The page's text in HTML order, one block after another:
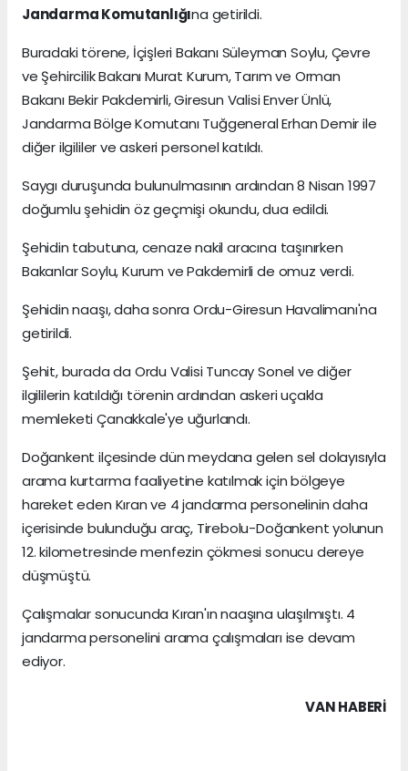
Jandarma Komutanlığına getirildi.
Buradaki törene, İçişleri Bakanı Süleyman Soylu, Çevre
ve Şehircilik Bakanı Murat Kurum, Tarım ve Orman
Bakanı Bekir Pakdemirli, Giresun Valisi Enver Ünlü,
Jandarma Bölge Komutanı Tuğgeneral Erhan Demir ile
diğer ilgililer ve askeri personel katıldı.
Saygı duruşunda bulunulmasının ardından 8 Nisan 1997
doğumlu şehidin öz geçmişi okundu, dua edildi.
Şehidin tabutuna, cenaze nakil aracına taşınırken
Bakanlar Soylu, Kurum ve Pakdemirli de omuz verdi.
Şehidin naaşı, daha sonra Ordu-Giresun Havalimanı'na
getirildi.
Şehit, burada da Ordu Valisi Tuncay Sonel ve diğer
ilgililerin katıldığı törenin ardından askeri uçakla
memleketi Çanakkale'ye uğurlandı.
Doğankent ilçesinde dün meydana gelen sel dolayısıyla
arama kurtarma faaliyetine katılmak için bölgeye
hareket eden Kıran ve 4 jandarma personelinin daha
içerisinde bulunduğu araç, Tirebolu-Doğankent yolunun
12. kilometresinde menfezin çökmesi sonucu dereye
düşmüştü.
Çalışmalar sonucunda Kıran'ın naaşına ulaşılmıştı. 4
jandarma personelini arama çalışmaları ise devam
ediyor.
VAN HABERİ